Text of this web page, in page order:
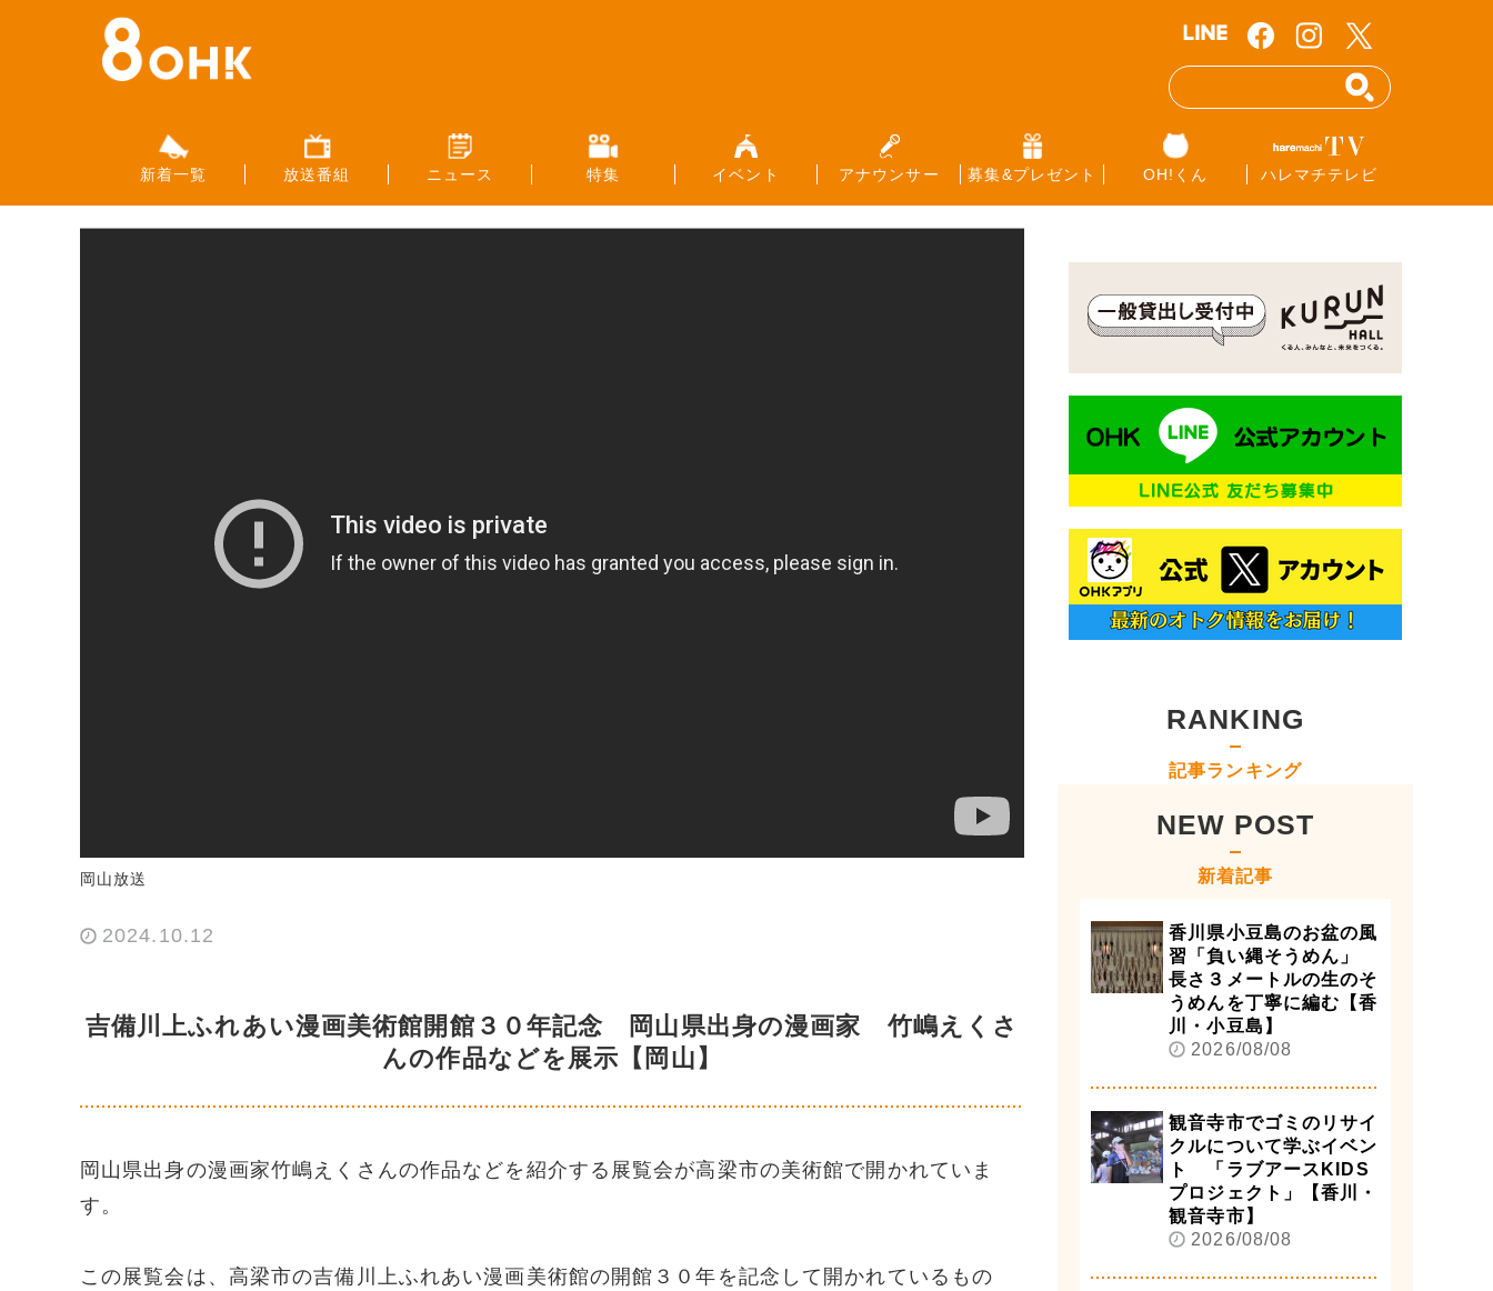
新着一覧 放送番組 ニュース 特集 イベント アナウンサー 募集&プレゼント OH!くん ハレマチテレビ
岡山放送
2024.10.12
吉備川上ふれあい漫画美術館開館３０年記念 岡山県出身の漫画家 竹嶋えくさ
んの作品などを展示【岡山】
岡山県出身の漫画家竹嶋えくさんの作品などを紹介する展覧会が高梁市の美術館で開かれていま
す。
この展覧会は、高梁市の吉備川上ふれあい漫画美術館の開館３０年を記念して開かれているもの
RANKING
記事ランキング
NEW POST
新着記事
香川県小豆島のお盆の風
習「負い縄そうめん」
長さ３メートルの生のそ
うめんを丁寧に編む【香
川・小豆島】
2026/08/08
観音寺市でゴミのリサイ
クルについて学ぶイベン
ト 「ラブアースKIDS
プロジェクト」【香川・
観音寺市】
2026/08/08